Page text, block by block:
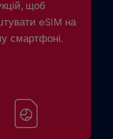
щоб
eSIM на
смартфоні.